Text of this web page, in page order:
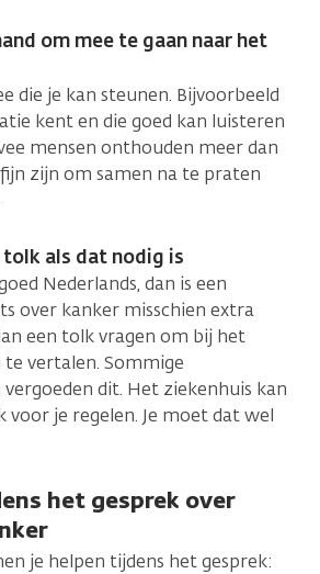
om mee te gaan naar het
die je kan steunen. Bijvoorbeeld
kent en die goed kan luisteren
mensen onthouden meer dan
zijn om samen na te praten
tolk als dat nodig is
Nederlands, dan is een
over kanker misschien extra
een tolk vragen om bij het
vertalen. Sommige
dit. Het ziekenhuis kan
voor je regelen. Je moet dat wel
het gesprek over
je helpen tijdens het gesprek: